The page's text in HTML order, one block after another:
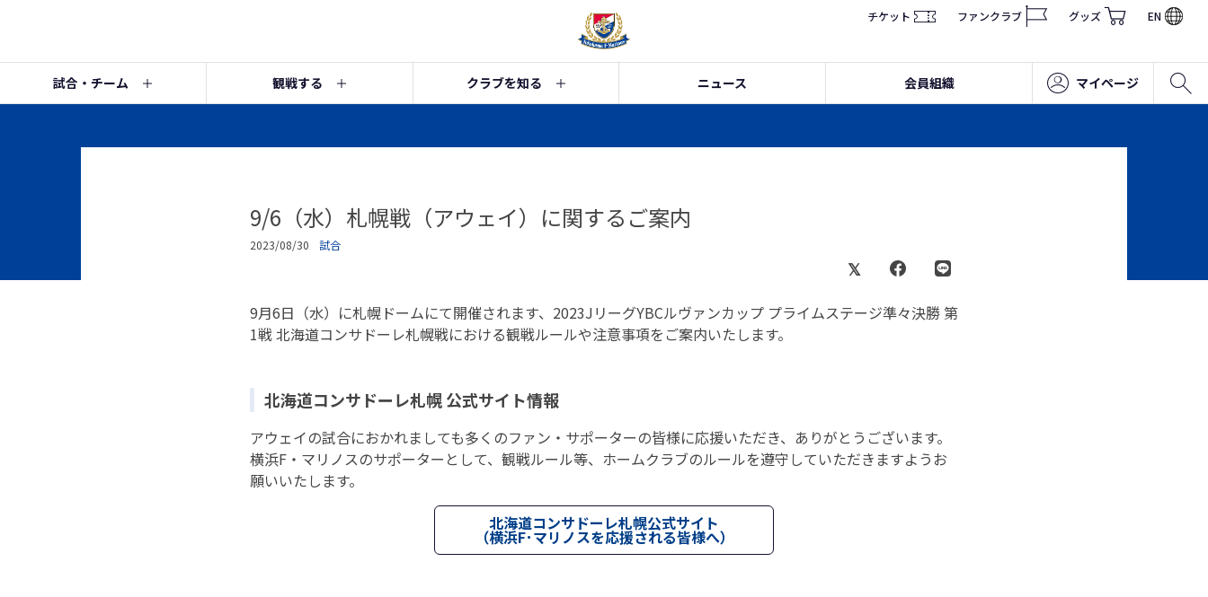
チケット ファンクラブ グッズ EN
試合・チーム 観戦する クラブを知る ニュース 会員組織 マイページ
9/6（水）札幌戦（アウェイ）に関するご案内
2023/08/30 試合
9月6日（水）に札幌ドームにて開催されます、2023JリーグYBCルヴァンカップ プライムステージ準々決勝 第
1戦 北海道コンサドーレ札幌戦における観戦ルールや注意事項をご案内いたします。
北海道コンサドーレ札幌 公式サイト情報
アウェイの試合におかれましても多くのファン・サポーターの皆様に応援いただき、ありがとうございます。
横浜F・マリノスのサポーターとして、観戦ルール等、ホームクラブのルールを遵守していただきますようお
願いいたします。
北海道コンサドーレ札幌公式サイト
（横浜F･マリノスを応援される皆様へ）